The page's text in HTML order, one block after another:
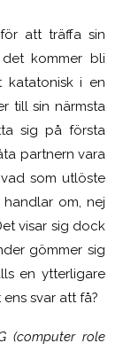
för att träffa sin
kommer bli
katatonisk i en
till sin närmsta
sig på första
partnern vara
som utlöste
om, nej
visar sig dock
gömmer sig
en ytterligare
svar att få?
(computer role